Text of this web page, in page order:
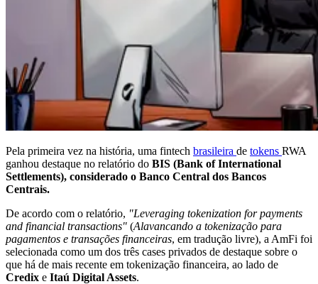
Pela primeira vez na história, uma fintech brasileira de tokens RWA
ganhou destaque no relatório do BIS (Bank of International
Settlements), considerado o Banco Central dos Bancos
Centrais.
De acordo com o relatório, "Leveraging tokenization for payments
and financial transactions" (Alavancando a tokenização para
pagamentos e transações financeiras, em tradução livre), a AmFi foi
selecionada como um dos três cases privados de destaque sobre o
que há de mais recente em tokenização financeira, ao lado de
Credix e Itaú Digital Assets.